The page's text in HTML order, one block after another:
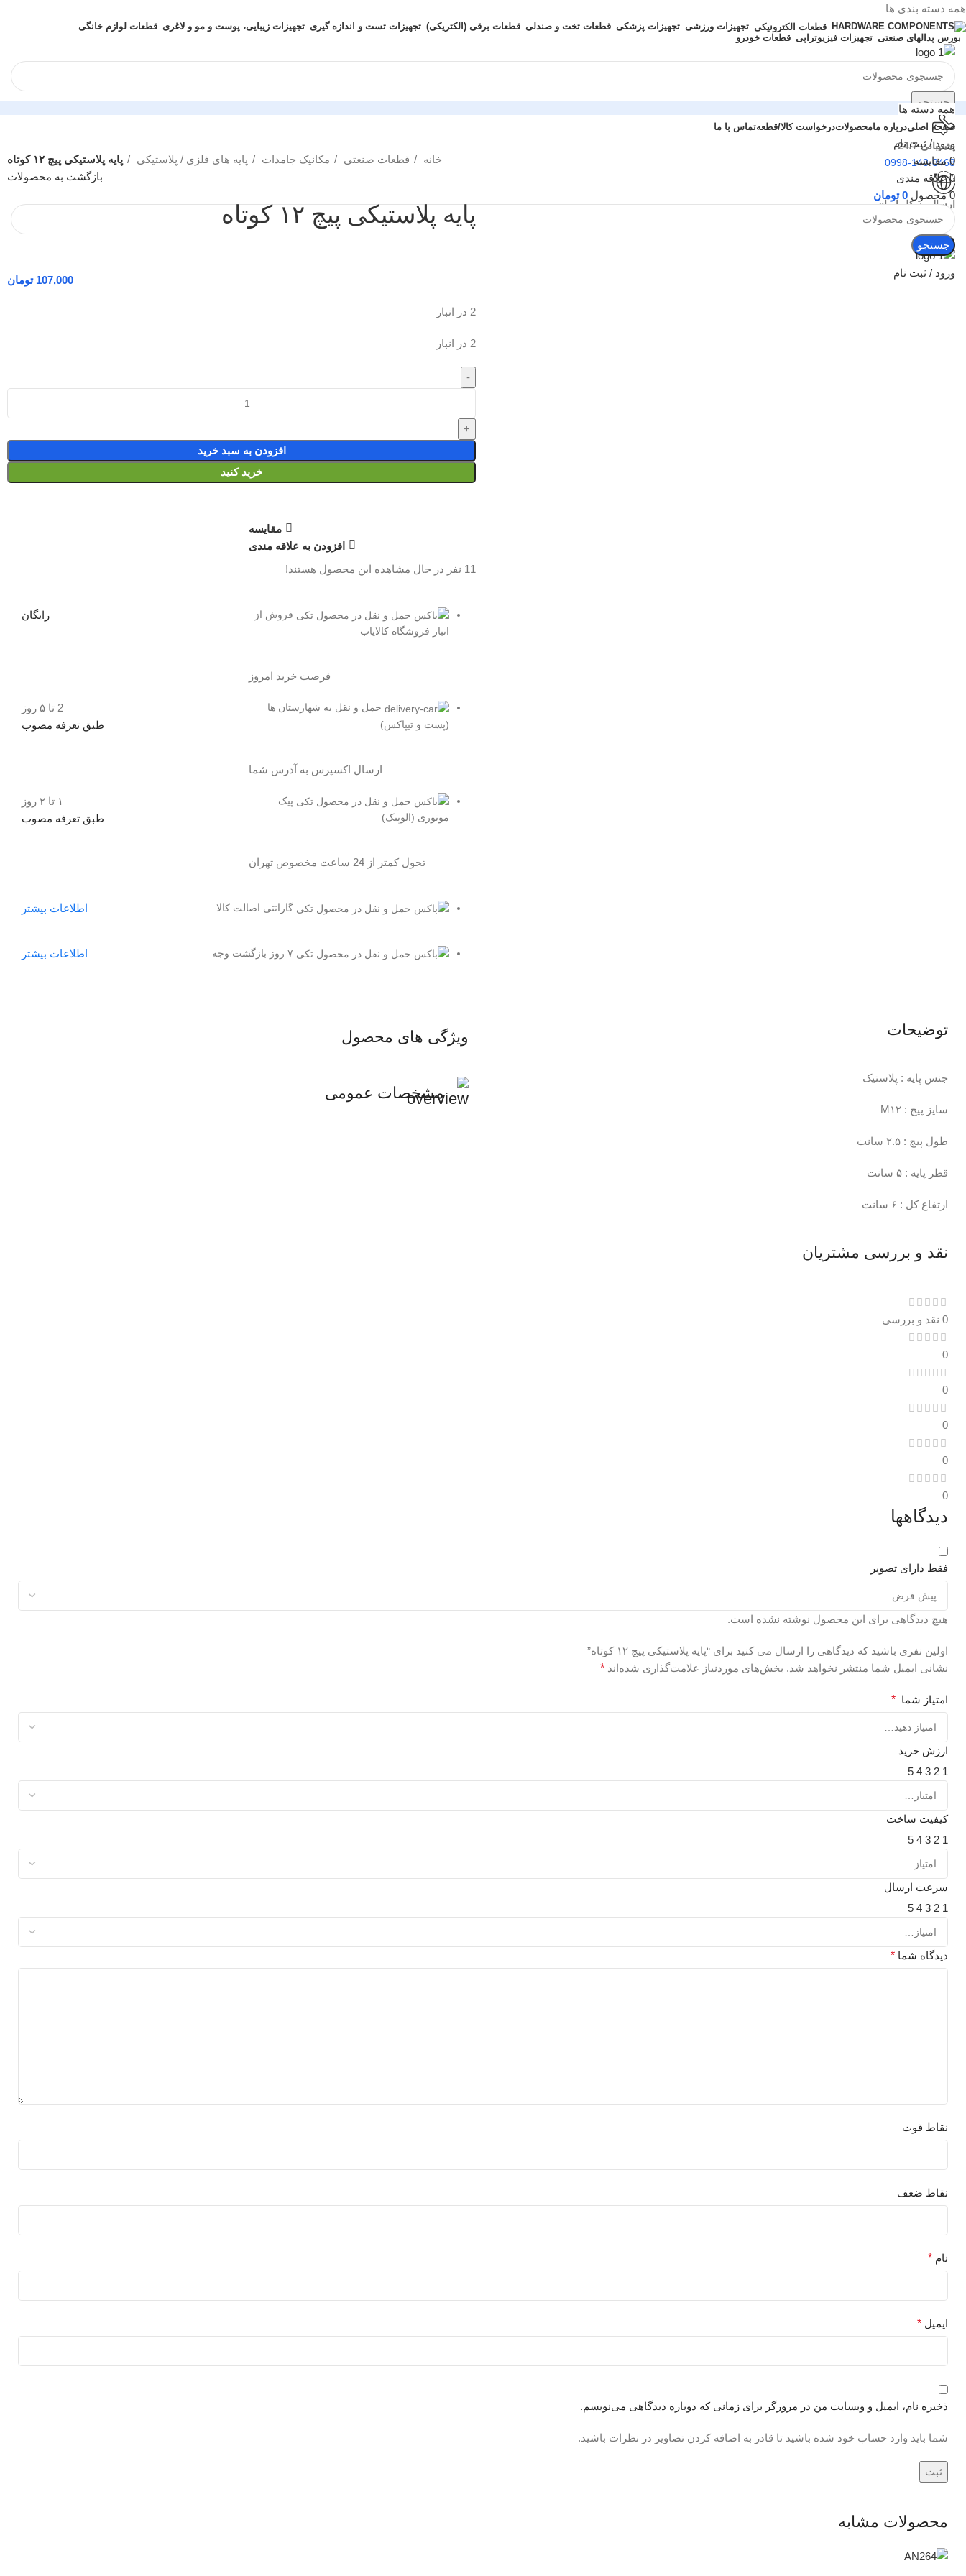
همه دسته بندی ها
قطعات الکترونیکی تجهیزات ورزشی تجهیزات پزشکی قطعات تخت و صندلی قطعات برقی (الکتریکی) تجهیزات تست و اندازه گیری تجهیزات زیبایی، پوست و مو و لاغری قطعات لوازم خانگی
بورس پدالهای صنعتی تجهیزات فیزیوتراپی قطعات خودرو
جستجو
پشتیبانی 24/7
0998-148-8468
ارسال به کل ایران
تهران و شهرستان ها
منو
ورود / ثبت نام
همه دسته ها
صفحه اصلیدرباره مامحصولاتدرخواست کالا/قطعهتماس با ما
ورود / ثبت نام
0 مقایسه
0 علاقه مندی
0 محصول 0 تومان
جستجو
خانه قطعات صنعتی مکانیک جامدات پایه های فلزی / پلاستیکی
پایه پلاستیکی پیچ ۱۲ کوتاه
بازگشت به محصولات
پایه پلاستیکی پیچ ۱۲ کوتاه
107,000 تومان
2 در انبار
2 در انبار
افزودن به سبد خرید
خرید کنید
مقایسه
افزودن به علاقه مندی
11 نفر در حال مشاهده این محصول هستند!
فروش از
انبار فروشگاه کالایاب
فرصت خرید امروز
رایگان
حمل و نقل به شهارستان ها
(پست و تیپاکس)
ارسال اکسپرس به آدرس شما
2 تا ۵ روز
طبق تعرفه مصوب
پیک
موتوری (الوپیک)
تحول کمتر از 24 ساعت مخصوص تهران
۱ تا ۲ روز
طبق تعرفه مصوب
گارانتی اصالت کالا اطلاعات بیشتر
۷ روز بازگشت وجه اطلاعات بیشتر
توضیحات
جنس پایه : پلاستیک
سایز پیچ : M۱۲
طول پیچ : ۲.۵ سانت
قطر پایه : ۵ سانت
ارتفاع کل : ۶ سانت
ویژگی های محصول
مشخصات عمومی
نقد و بررسی مشتریان
0 نقد و بررسی
0
0
0
0
0
دیدگاهها
فقط دارای تصویر
هیچ دیدگاهی برای این محصول نوشته نشده است.
اولین نفری باشید که دیدگاهی را ارسال می کنید برای “پایه پلاستیکی پیچ ۱۲ کوتاه”
نشانی ایمیل شما منتشر نخواهد شد. بخش‌های موردنیاز علامت‌گذاری شده‌اند *
امتیاز شما *
ارزش خرید
1
2
3
4
5
کیفیت ساخت
1
2
3
4
5
سرعت ارسال
1
2
3
4
5
دیدگاه شما *
نقاط قوت
نقاط ضعف
نام *
ایمیل *
ذخیره نام، ایمیل و وبسایت من در مرورگر برای زمانی که دوباره دیدگاهی می‌نویسم.
شما باید وارد حساب خود شده باشید تا قادر به اضافه کردن تصاویر در نظرات باشید.
محصولات مشابه